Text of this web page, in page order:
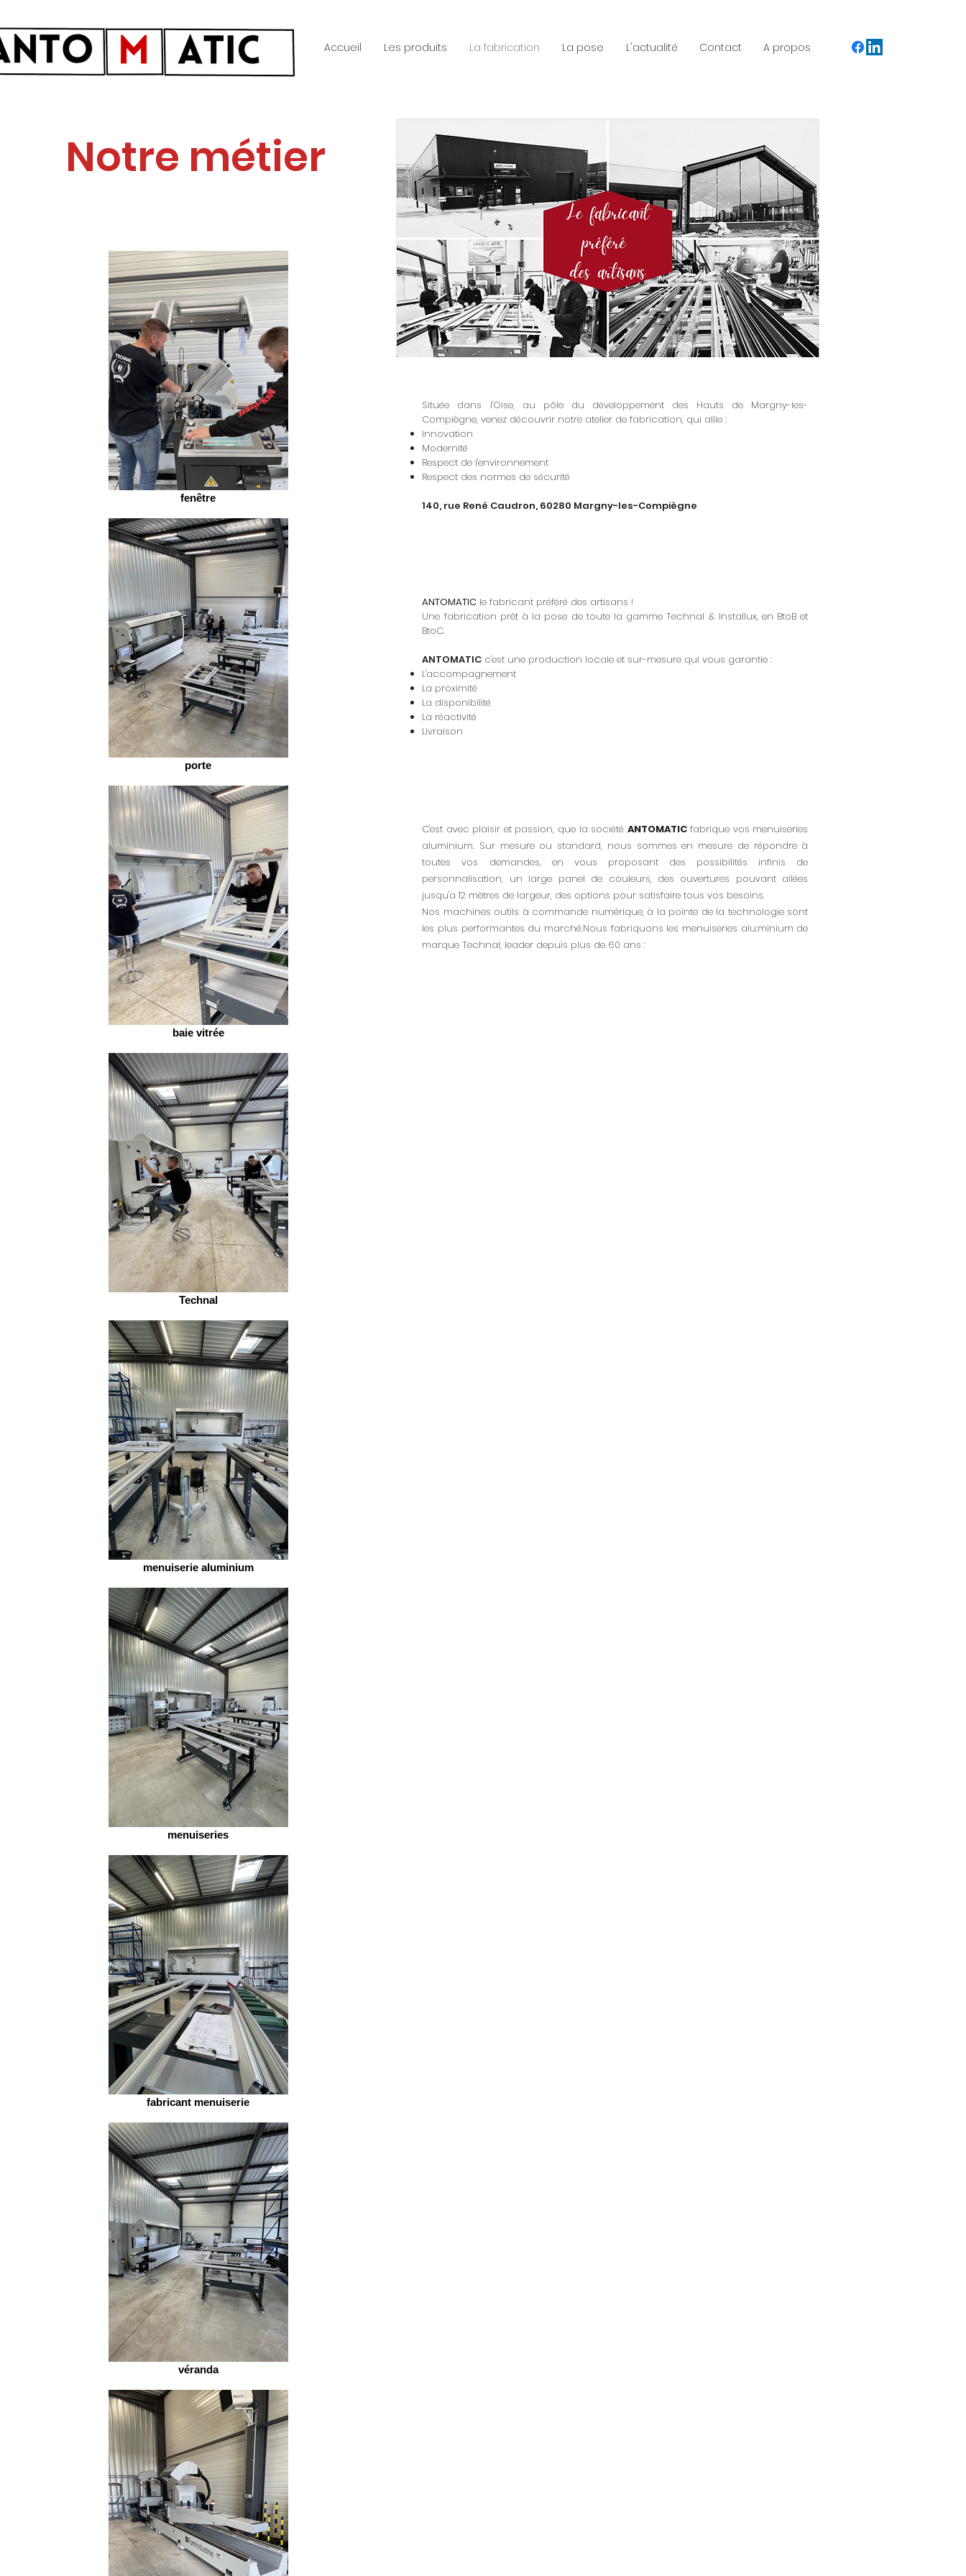
Accueil Les produits La fabrication La pose L'actualité Contact A propos
Notre métier
fenêtre
porte
baie vitrée
Technal
menuiserie aluminium
menuiseries
fabricant menuiserie
véranda
Située dans l'Oise, au pôle du développement des Hauts de Margny-les-
Compiègne, venez découvrir notre atelier de fabrication, qui allie :
Innovation
Modernité
Respect de l'environnement
Respect des normes de sécurité
140, rue René Caudron, 60280 Margny-les-Compiègne
ANTOMATIC le fabricant préféré des artisans !
Une fabrication prêt à la pose de toute la gamme Technal & Installux, en BtoB et
BtoC.
ANTOMATIC c'est une production locale et sur-mesure qui vous garantie :
L'accompagnement
La proximité
La disponibilité
La réactivité
Livraison
C'est avec plaisir et passion, que la société ANTOMATICfabrique vos menuiseries
aluminium. Sur mesure ou standard, nous sommes en mesure de répondre à
toutes vos demandes, en vous proposant des possibilités infinis de
personnalisation, un large panel de couleurs, des ouvertures pouvant allées
jusqu'a 12 mètres de largeur, des options pour satisfaire tous vos besoins.
Nos machines outils à commande numérique, à la pointe de la technologie sont
les plus performantes du marché.Nous fabriquons les menuiseries alu:minium de
marque Technal, leader depuis plus de 60 ans :